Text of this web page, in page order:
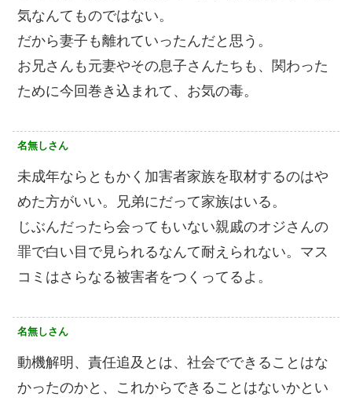
気なんてものではない。
だから妻子も離れていったんだと思う。
お兄さんも元妻やその息子さんたちも、関わった
ために今回巻き込まれて、お気の毒。
名無しさん
未成年ならともかく加害者家族を取材するのはや
めた方がいい。兄弟にだって家族はいる。
じぶんだったら会ってもいない親戚のオジさんの
罪で白い目で見られるなんて耐えられない。マス
コミはさらなる被害者をつくってるよ。
名無しさん
動機解明、責任追及とは、社会でできることはな
かったのかと、これからできることはないかとい